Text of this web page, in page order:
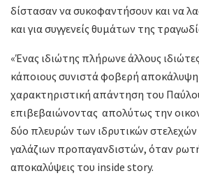
δίστασαν να συκοφαντήσουν και να
και για συγγενείς θυμάτων της
«Ένας ιδιώτης πλήρωνε άλλους
κάποιους συνιστά φοβερή
χαρακτηριστική απάντηση του
επιβεβαιώνοντας απολύτως την
δύο πλευρών των ιδρυτικών στελεχών
γαλάζιων προπαγανδιστών, όταν
αποκαλύψεις του inside story.